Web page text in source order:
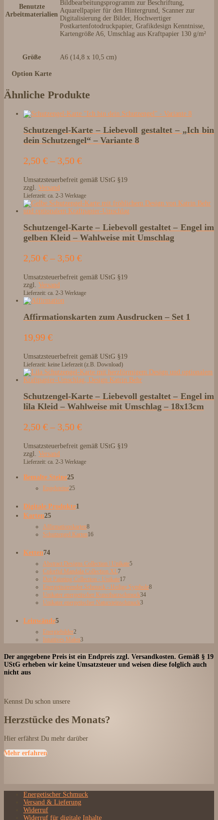
Benutzte
Arbeitmaterialien
Bildbearbeitungsprogramm zur Beschriftung,
Aquarellpapier für den Hintergrund, Scanner zur
Digitalisierung der Bilder, Hochwertiger
Postkartenfotodruckpapier, Grafikdesign Kenntnisse,
Kartengröße A6, Umschlag aus Kraftpapier 130 g/m²
Größe A6 (14,8 x 10,5 cm)
Option Karte
Ähnliche Produkte
Schutzengel-Karte – Liebevoll gestaltet – „Ich bin
dein Schutzengel“ – Variante 8
2,50 € – 3,50 €Preisspanne:
bis
3,50 €
Umsatzsteuerbefreit gemäß UStG §19
zzgl. Versand
Lieferzeit: ca. 2-3 Werktage
Schutzengel-Karte – Liebevoll gestaltet – Engel im
gelben Kleid – Wahlweise mit Umschlag
2,50 € – 3,50 €Preisspanne:
bis
3,50 €
Umsatzsteuerbefreit gemäß UStG §19
zzgl. Versand
Lieferzeit: ca. 2-3 Werktage
Affirmationskarten zum Ausdrucken – Set 1
19,99 €
Umsatzsteuerbefreit gemäß UStG §19
Lieferzeit: keine Lieferzeit (z.B. Download)
Schutzengel-Karte – Liebevoll gestaltet – Engel im
lila Kleid – Wahlweise mit Umschlag – 18x13cm
2,50 € – 3,50 €Preisspanne:
bis
3,50 €
Umsatzsteuerbefreit gemäß UStG §19
zzgl. Versand
Lieferzeit: ca. 2-3 Werktage
Bemalte Steine2525
Produkte
Engelsteine2525
Digitale Produkte1
Karten2525
Produkte
Affirmationskarten88
Produkte
Schutzengel Karten1616
Ketten7474
Produkte
Abstract Designs Collection | Unikate55
Colorful Mandala Collection XL77
Produkte
Dot Painting Collection - Unikate1717
Produkte
Energetisierender Schmuck - Heilige Symbole88
Unikater energetischer Kunstharzschmuck3434
Unikater energetischer Natursteinschmuck33
Leinwände55
Produkte
Energiebilder2
Produkte
Intuitives Malen33
Der angegebene Preis ist ein Endpreis zzgl. Versandkosten. Gemäß § 19
UStG erheben wir keine Umsatzsteuer und weisen diese folglich auch
nicht aus
Kennst Du schon unsere
Herzstücke des Monats?
Hier erfährst Du mehr darüber
Mehr erfahren
Energetischer Schmuck
Versand & Lieferung
Widerruf
Widerruf für digitale Inhalte